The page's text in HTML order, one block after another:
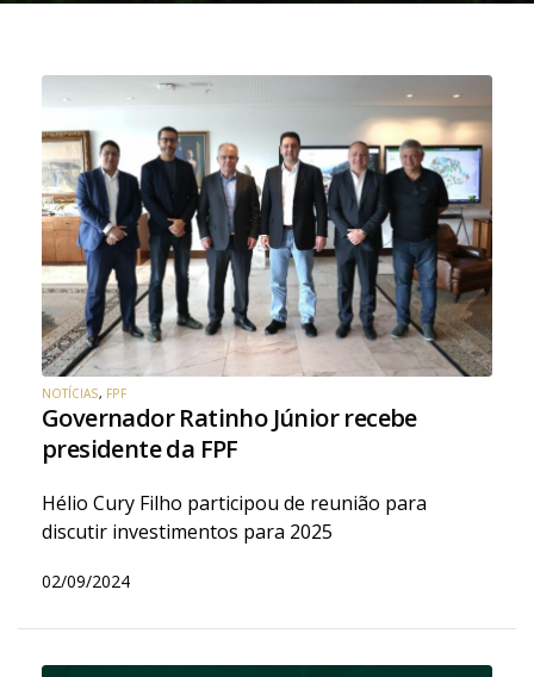
NOTÍCIAS, FPF
Governador Ratinho Júnior recebe
presidente da FPF
Hélio Cury Filho participou de reunião para
discutir investimentos para 2025
02/09/2024